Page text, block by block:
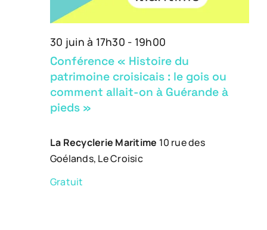
2026
Conférence « Histoire du
patrimoine croisicais : le gois ou
comment allait-on à Guérande à
pieds »
30 juin à 17h30 - 19h00
La Recyclerie Maritime 10 rue des
Goélands, Le Croisic
Gratuit